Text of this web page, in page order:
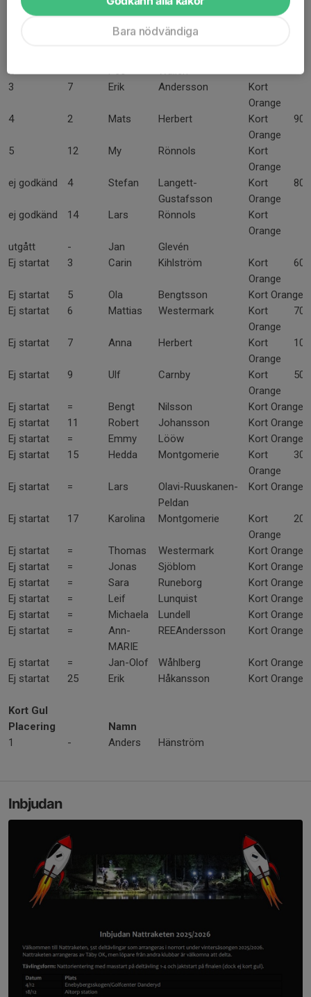
Emil Jansson
2 - Peo
Wallen
3
7 Erik Andersson
Kort
Orange
4
2 Mats Herbert
Kort
Orange
90
5 12 My Rönnols
Kort
Orange
ej godkänd
4 Stefan
Langett-
Gustafsson
Kort
Orange
80
ej godkänd 14 Lars Rönnols
Kort
Orange
utgått
- Jan
Glevén
Ej startat
3 Carin Kihlström
Kort
Orange
60
Ej startat 5 Ola Bengtsson
Kort Orange
Ej startat
6 Mattias Westermark
Kort
Orange
70
Ej startat 7 Anna Herbert
Kort
Orange
100
Ej startat 9 Ulf Carnby
Kort
Orange
50
Ej startat = Bengt Nilsson
Kort Orange
Ej startat
11 Robert Johansson
Kort Orange
Ej startat
= Emmy Lööw
Kort Orange
Ej startat
15 Hedda Montgomerie
Kort
Orange
30
Ej startat = Lars
Olavi-Ruuskanen-
Peldan
Kort Orange
Ej startat 17 Karolina Montgomerie
Kort
Orange
20
Ej startat = Thomas Westermark
Kort Orange
Ej startat
= Jonas Sjöblom
Kort Orange
Ej startat
= Sara Runeborg
Kort Orange
Ej startat
= Leif Lunquist
Kort Orange
Ej startat
= Michaela Lundell
Kort Orange
Ej startat
=
Ann-
MARIE
REEAndersson Kort Orange
Ej startat = Jan-Olof Wåhlberg
Kort Orange
Ej startat
25 Erik Håkansson Kort Orange
Kort Gul
Placering
Namn
1
- Anders Hänström
Inbjudan
Bara nödvändiga